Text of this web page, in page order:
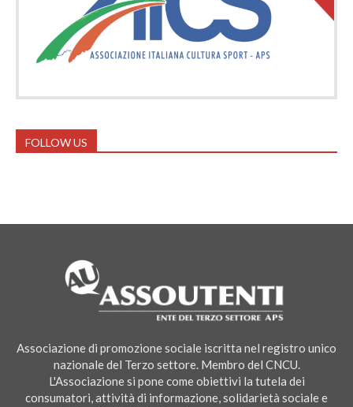
FOLLOW US
Associazione di promozione sociale iscritta nel registro unico
nazionale del Terzo settore. Membro del CNCU.
L'Associazione si pone come obiettivi la tutela dei
consumatori, attività di informazione, solidarietà sociale e